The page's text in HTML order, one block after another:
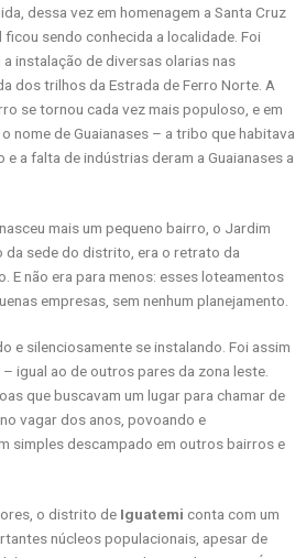
dessa vez em homenagem a Santa Cruz
sendo conhecida a localidade. Foi
instalação de diversas olarias nas
dos trilhos da Estrada de Ferro Norte. A
se tornou cada vez mais populoso, e em
nome de Guaianases – a tribo que habitava
a falta de indústrias deram a Guaianases a
mais um pequeno bairro, o Jardim
da sede do distrito, era o retrato da
E não era para menos: esses loteamentos
empresas, sem nenhum planejamento.
e silenciosamente se instalando. Foi assim
– igual ao de outros pares da zona leste.
que buscavam um lugar para chamar de
vagar dos anos, povoando e
simples descampado em outros bairros e
o distrito de Iguatemi conta com um
núcleos populacionais, apesar de